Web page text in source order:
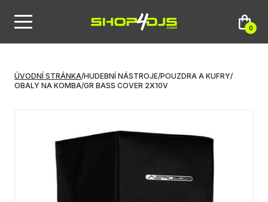
0
ÚVODNÍ STRÁNKA/HUDEBNÍ NÁSTROJE/POUZDRA A KUFRY/
OBALY NA KOMBA/GR BASS COVER 2X10V